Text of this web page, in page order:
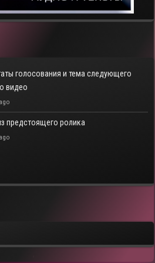
голосования и тема следующего
видео
предстоящего ролика